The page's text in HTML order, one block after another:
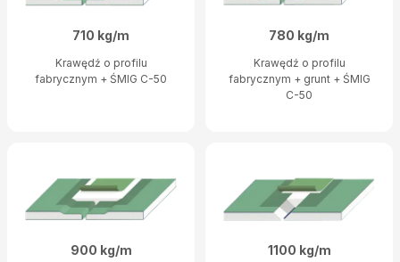
710 kg/m
Krawędź o profilu
fabrycznym + ŚMIG C-50
780 kg/m
Krawędź o profilu
fabrycznym + grunt + ŚMIG
C-50
900 kg/m 1100 kg/m